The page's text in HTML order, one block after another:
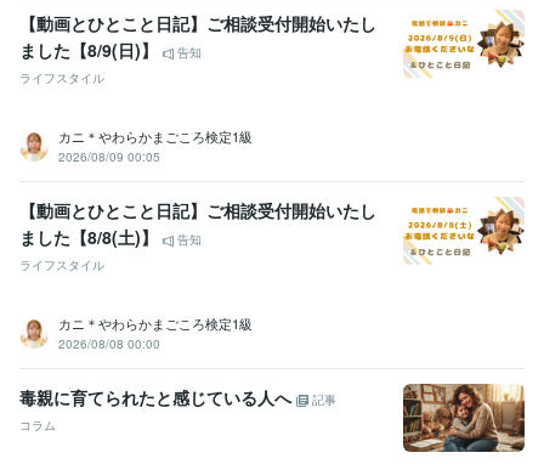
【動画とひとこと日記】ご相談受付開始いたし
ました【8/9(日)】
告知
ライフスタイル
カニ＊やわらかまごころ検定1級
2026/08/09 00:05
【動画とひとこと日記】ご相談受付開始いたし
ました【8/8(土)】
告知
ライフスタイル
カニ＊やわらかまごころ検定1級
2026/08/08 00:00
毒親に育てられたと感じている人へ
記事
コラム